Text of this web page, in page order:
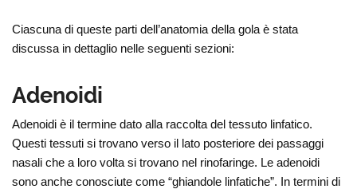
Ciascuna di queste parti dell’anatomia della gola è stata
discussa in dettaglio nelle seguenti sezioni:
Adenoidi
Adenoidi è il termine dato alla raccolta del tessuto linfatico.
Questi tessuti si trovano verso il lato posteriore dei passaggi
nasali che a loro volta si trovano nel rinofaringe. Le adenoidi
sono anche conosciute come “ghiandole linfatiche”. In termini di